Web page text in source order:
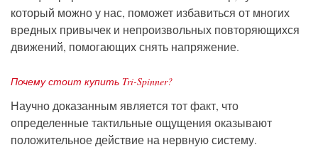
который можно у нас, поможет избавиться от многих
вредных привычек и непроизвольных повторяющихся
движений, помогающих снять напряжение.
Почему стоит купить Tri-Spinner?
Научно доказанным является тот факт, что
определенные тактильные ощущения оказывают
положительное действие на нервную систему.